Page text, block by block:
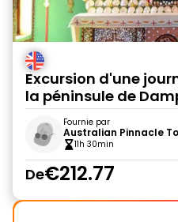
Excursion d'une
la péninsule de
Fournie par
Australian Pinnacle
11h 30min
De€212.77